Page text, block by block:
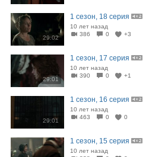
29:02
1 сезон, 18 серия
10 лет назад
386
0 +3
29:01
1 сезон, 17 серия
10 лет назад
390
0 +1
29:01
1 сезон, 16 серия
10 лет назад
463
0 0
1 сезон, 15 серия
10 лет назад